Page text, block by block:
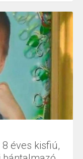
éves kisfiú,